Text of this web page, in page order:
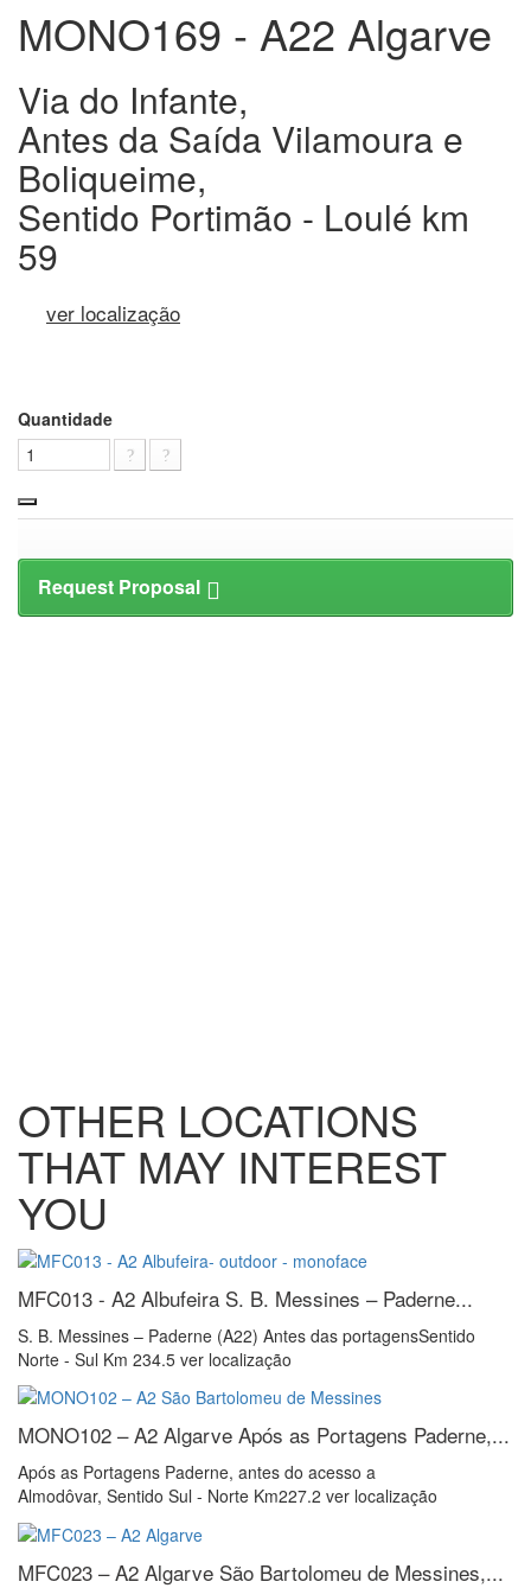
MONO169 - A22 Algarve
Via do Infante,
Antes da Saída Vilamoura e
Boliqueime,
Sentido Portimão - Loulé km
59
ver localização
Quantidade
Request Proposal
OTHER LOCATIONS
THAT MAY INTEREST
YOU
MFC013 - A2 Albufeira S. B. Messines – Paderne...
S. B. Messines – Paderne (A22) Antes das portagensSentido
Norte - Sul Km 234.5 ver localização
MONO102 – A2 Algarve Após as Portagens Paderne,...
Após as Portagens Paderne, antes do acesso a
Almodôvar, Sentido Sul - Norte Km227.2 ver localização
MFC023 – A2 Algarve São Bartolomeu de Messines,...